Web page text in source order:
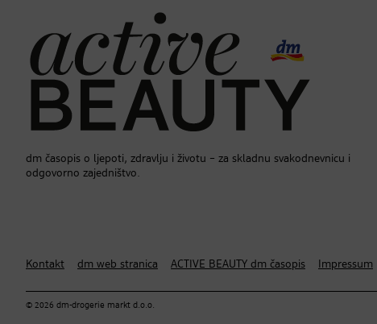
dm časopis o ljepoti, zdravlju i životu – za skladnu svakodnevnicu i
odgovorno zajedništvo.
Kontakt dm web stranica ACTIVE BEAUTY dm časopis Impressum
© 2026 dm-drogerie markt d.o.o.